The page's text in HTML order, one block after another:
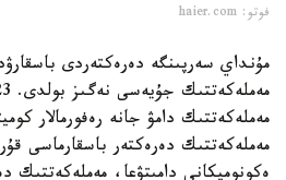
فوتو: haier.com
مۇنداي سەرپىنگە دەرەكتەردى
مەملەكەتتىك دامۋ جانە رەفورمالار
مەملەكەتتىك دەرەكتەر باسقارماسى